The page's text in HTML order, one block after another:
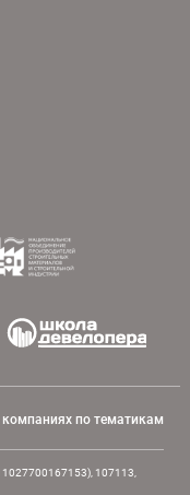
по тематикам
107113,